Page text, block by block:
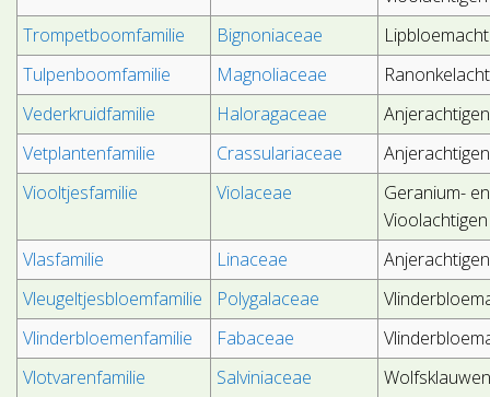
Trompetboomfamilie
Bignoniaceae
Tulpenboomfamilie
Magnoliaceae
Vederkruidfamilie
Haloragaceae
Anjerachtigen
Vetplantenfamilie
Crassulariaceae
Anjerachtigen
Viooltjesfamilie
Violaceae
Geranium- en
Vioolachtigen
Vlasfamilie
Linaceae
Anjerachtigen
Vleugeltjesbloemfamilie
Polygalaceae
Vlinderbloemenfamilie
Fabaceae
Vlotvarenfamilie
Salviniaceae